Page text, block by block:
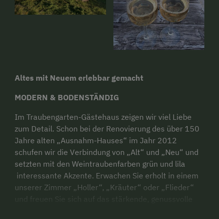
Altes mit Neuem erlebbar gemacht
MODERN & BODENSTÄNDIG
Im Traubengarten-Gästehaus zeigen wir viel Liebe
zum Detail. Schon bei der Renovierung des über 150
Jahre alten „Ausnahm-Hauses“ im Jahr 2012
schufen wir die Verbindung von „Alt“ und „Neu“ und
setzten mit den Weintraubenfarben grün und lila
interessante Akzente. Erwachen Sie erholt in einem
unserer Zimmer „Holler“, „Kräuter“ oder „Flieder“
und freuen Sie sich auf das stärkende, genussvolle